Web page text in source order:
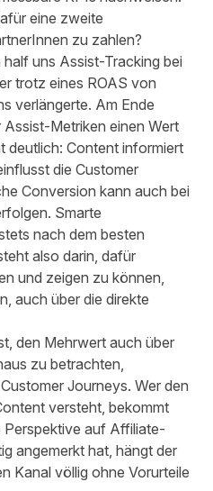
eine zweite
zu zahlen?
half uns Assist-Tracking bei
trotz eines ROAS von
verlängerte. Am Ende
Metriken einen Wert
deutlich: Content informiert
die Customer
Conversion kann auch bei
Smarte
nach dem besten
also darin, dafür
und zeigen zu können,
auch über die direkte
den Mehrwert auch über
zu betrachten,
Journeys. Wer den
versteht, bekommt
auf Affiliate-
angemerkt hat, hängt der
Kanal völlig ohne Vorurteile